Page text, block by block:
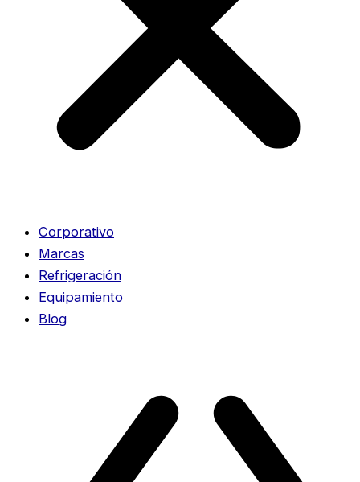
Corporativo
Marcas
Refrigeración
Equipamiento
Blog